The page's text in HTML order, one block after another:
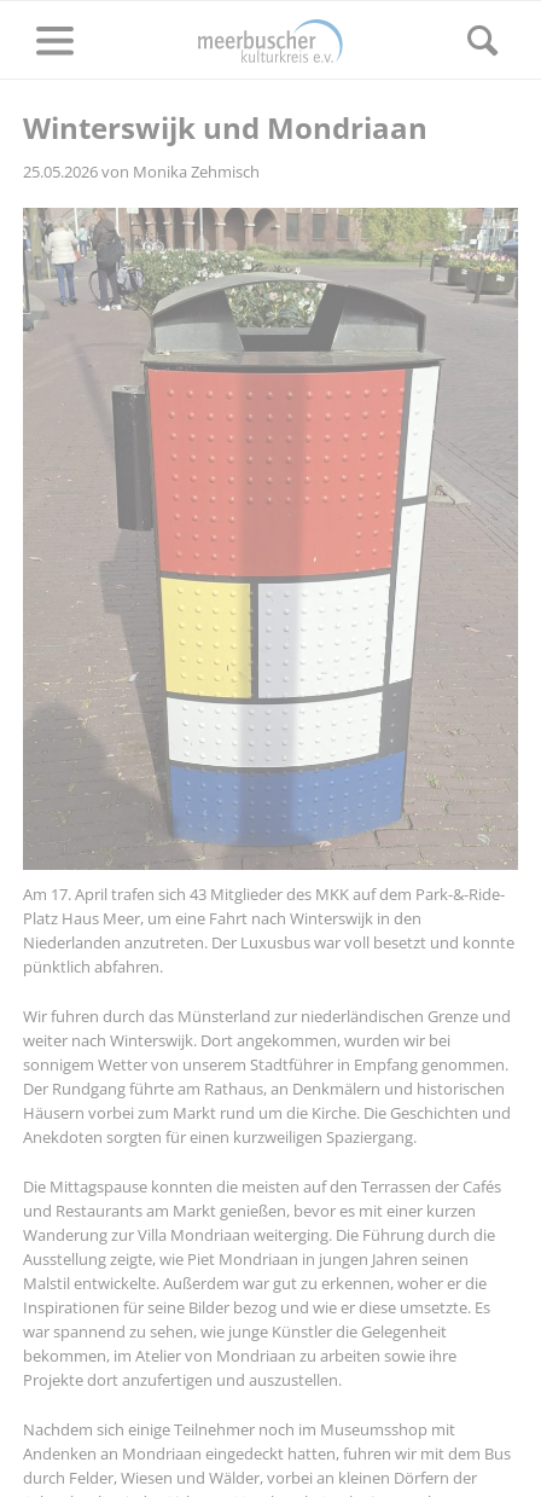
Winterswijk und Mondriaan
25.05.2026von Monika Zehmisch
Am 17. April trafen sich 43 Mitglieder des MKK auf dem Park-&-Ride-
Platz Haus Meer, um eine Fahrt nach Winterswijk in den
Niederlanden anzutreten. Der Luxusbus war voll besetzt und konnte
pünktlich abfahren.
Wir fuhren durch das Münsterland zur niederländischen Grenze und
weiter nach Winterswijk. Dort angekommen, wurden wir bei
sonnigem Wetter von unserem Stadtführer in Empfang genommen.
Der Rundgang führte am Rathaus, an Denkmälern und historischen
Häusern vorbei zum Markt rund um die Kirche. Die Geschichten und
Anekdoten sorgten für einen kurzweiligen Spaziergang.
Die Mittagspause konnten die meisten auf den Terrassen der Cafés
und Restaurants am Markt genießen, bevor es mit einer kurzen
Wanderung zur Villa Mondriaan weiterging. Die Führung durch die
Ausstellung zeigte, wie Piet Mondriaan in jungen Jahren seinen
Malstil entwickelte. Außerdem war gut zu erkennen, woher er die
Inspirationen für seine Bilder bezog und wie er diese umsetzte. Es
war spannend zu sehen, wie junge Künstler die Gelegenheit
bekommen, im Atelier von Mondriaan zu arbeiten sowie ihre
Projekte dort anzufertigen und auszustellen.
Nachdem sich einige Teilnehmer noch im Museumsshop mit
Andenken an Mondriaan eingedeckt hatten, fuhren wir mit dem Bus
durch Felder, Wiesen und Wälder, vorbei an kleinen Dörfern der